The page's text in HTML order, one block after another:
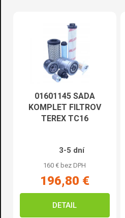
01601145 SADA
KOMPLET FILTROV
TEREX TC16
3-5 dní
160 € bez DPH
196,80 €
DETAIL